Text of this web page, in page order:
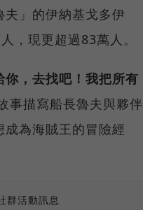
」的伊納基戈多伊
，現更超過83萬人。
你，去找吧！我把所有
事描寫船長魯夫與夥伴
為海賊王的冒險經
群活動訊息